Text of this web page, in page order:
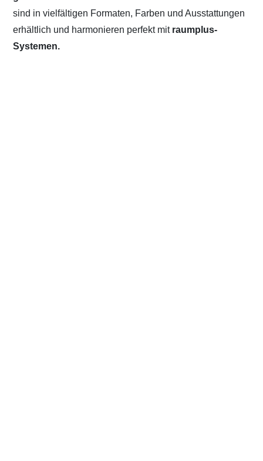
sind in vielfältigen Formaten, Farben und Ausstattungen
erhältlich und harmonieren perfekt mit raumplus-
Systemen.